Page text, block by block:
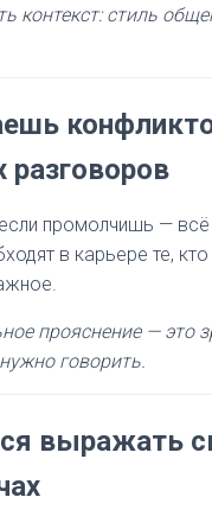
контекст: стиль
промолчишь —
в карьере те,
прояснение — это
говорить.
выражать